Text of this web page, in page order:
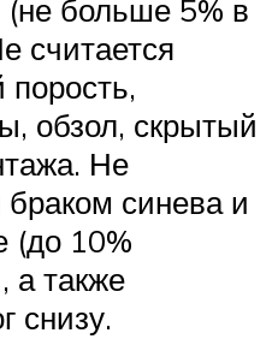
(не больше 5% в
считается
порость,
обзол, скрытый
Не
браком синева и
(до 10%
а также
снизу.